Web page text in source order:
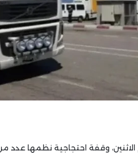
وقفة احتجاجية نظمها عدد